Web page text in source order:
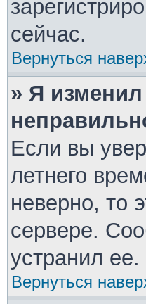
сейчас.
Вернуться
» Я
Если вы
летнего
неверно, то
сервере.
устранил ее.
Вернуться